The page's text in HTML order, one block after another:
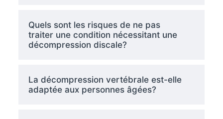
Quels sont les risques de ne pas
traiter une condition nécessitant une
décompression discale?
La décompression vertébrale est-elle
adaptée aux personnes âgées?